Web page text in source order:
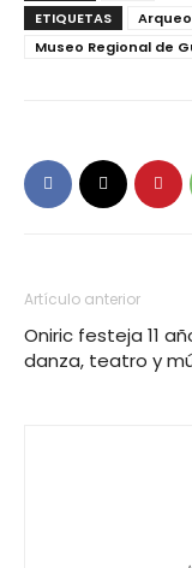
ETIQUETAS
Museo Regional de
Artículo anterior
Oniric festeja 11
danza, teatro y